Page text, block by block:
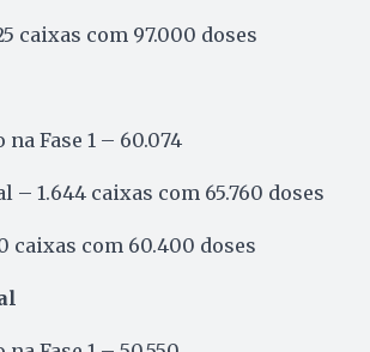
caixas com 97.000 doses
Fase 1 – 60.074
– 1.644 caixas com 65.760 doses
caixas com 60.400 doses